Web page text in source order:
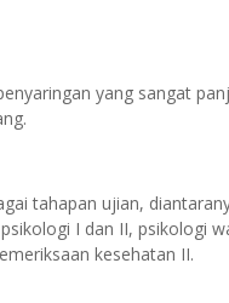
yang sangat
tahapan ujian,
I dan II, psikologi
kesehatan II.